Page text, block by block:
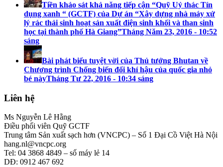
Tiền khảo sát khả năng tiếp cận “Quỹ Uỷ thác Tín
dụng xanh “ (GCTF) của Dự án “Xây dựng nhà máy xử
lý rác thải sinh hoạt sản xuất điện sinh khối và than sinh
học tại thành phố Hà Giang”Tháng Năm 23, 2016 - 10:52
sáng
Bài phát biểu tuyệt vời của Thủ tướng Bhutan về
Chương trình Chống biến đổi khí hậu của quốc gia nhỏ
bé nàyTháng Tư 22, 2016 - 10:34 sáng
Liên hệ
Ms Nguyễn Lê Hằng
Điều phối viên Quỹ GCTF
Trung tâm Sản xuất sạch hơn (VNCPC) – Số 1 Đại Cồ Việt Hà Nội
hang.nl@vncpc.org
Tel: 04 3868 4849 – số máy lẻ 14
DĐ: 0912 467 692